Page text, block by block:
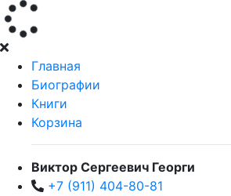
Главная
Биографии
Книги
Корзина
Виктор Сергеевич Георги
+7 (911) 404-80-81